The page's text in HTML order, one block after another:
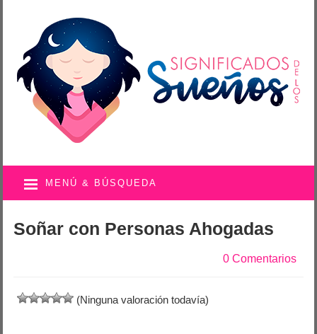
MENÚ & BÚSQUEDA
Soñar con Personas Ahogadas
0 Comentarios
(Ninguna valoración todavía)